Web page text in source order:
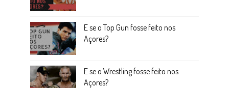
E se o Top Gun fosse feito nos
Açores?
E se o Wrestling fosse feito nos
Açores?